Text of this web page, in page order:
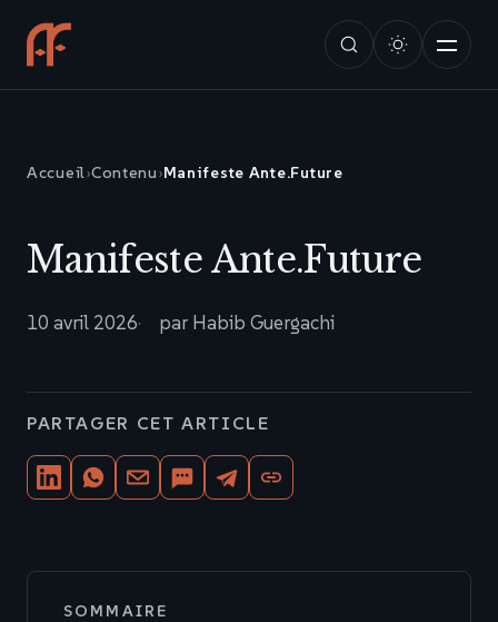
Accueil›Contenu›Manifeste Ante.Future
Manifeste Ante.Future
10 avril 2026 par Habib Guergachi
PARTAGER CET ARTICLE
SOMMAIRE